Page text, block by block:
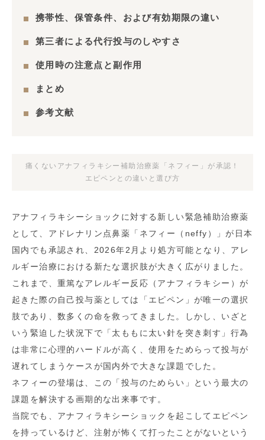
携帯性、保管条件、および有効期限の違い
第三者による代行投与のしやすさ
使用時の注意点と副作用
まとめ
参考文献
痛くないアナフィラキシー補助治療薬「ネフィー」が承認！
エピペンとの違いと選び方
アナフィラキシーショックに対する新しい緊急補助治療薬
として、アドレナリン点鼻薬「ネフィー（neffy）」が日本
国内でも承認され、2026年2月より処方可能となり、アレ
ルギー治療における新たな選択肢が大きく広がりました。
これまで、重篤なアレルギー反応（アナフィラキシー）が
起きた際の自己投与薬としては「エピペン」が唯一の選択
肢であり、数多くの命を救ってきました。しかし、いざと
いう緊迫した状況下で「太ももに太い針を突き刺す」行為
は非常に心理的ハードルが高く、使用をためらって投与が
遅れてしまうケースが国内外で大きな課題でした。
ネフィーの登場は、この「投与のためらい」という最大の
課題を解決する画期的な出来事です。
当院でも、アナフィラキシーショックを起こしてエピペン
を持っているけど、注射が怖くて打ったことがないという